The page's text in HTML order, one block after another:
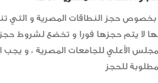
لا يتم حجزها فورا و تخضع لشروط
الأعلي للجامعات المصرية ، و يجب
للحجز